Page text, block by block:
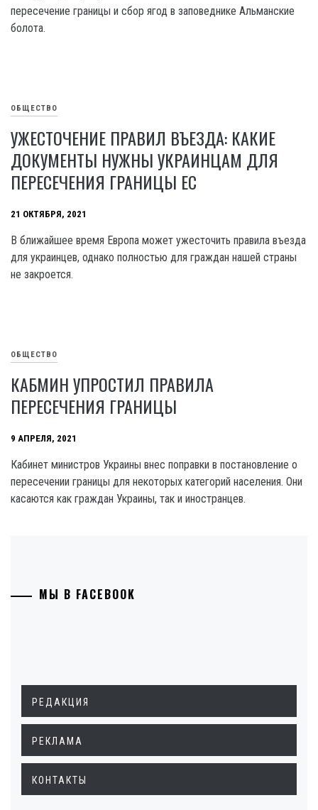
пересечение границы и сбор ягод в заповеднике Альманские
болота.
ОБЩЕСТВО
УЖЕСТОЧЕНИЕ ПРАВИЛ ВЪЕЗДА: КАКИЕ
ДОКУМЕНТЫ НУЖНЫ УКРАИНЦАМ ДЛЯ
ПЕРЕСЕЧЕНИЯ ГРАНИЦЫ ЕС
21 ОКТЯБРЯ, 2021
В ближайшее время Европа может ужесточить правила въезда
для украинцев, однако полностью для граждан нашей страны
не закроется.
ОБЩЕСТВО
КАБМИН УПРОСТИЛ ПРАВИЛА
ПЕРЕСЕЧЕНИЯ ГРАНИЦЫ
9 АПРЕЛЯ, 2021
Кабинет министров Украины внес поправки в постановление о
пересечении границы для некоторых категорий населения. Они
касаются как граждан Украины, так и иностранцев.
МЫ В FACEBOOK
РЕДАКЦИЯ
РЕКЛАМА
КОНТАКТЫ